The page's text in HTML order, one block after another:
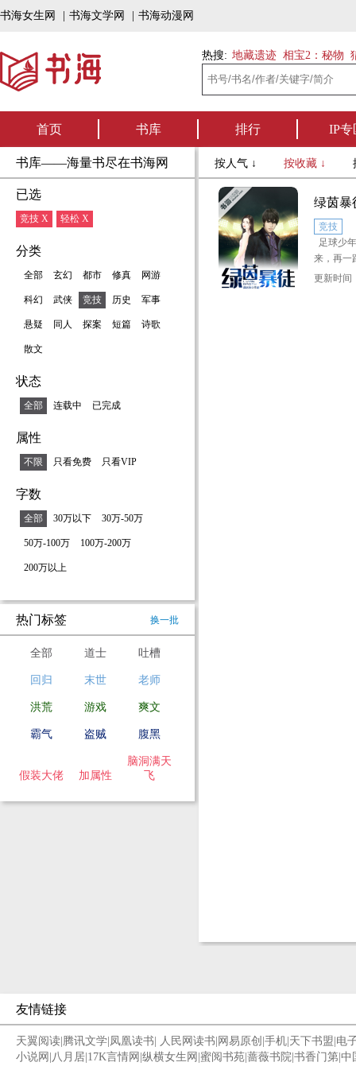
书海女生网 书海文学网 书海动漫网
热搜: 地藏遗迹 相宝2：秘物
首页 书库 排行 IP专
书库——海量书尽在书海网
已选
竞技 X 轻松 X
分类
全部 玄幻 都市 修真 网游
科幻 武侠 竞技 历史 军事
悬疑 同人 探案 短篇 诗歌
散文
状态
全部 连载中 已完成
属性
不限 只看免费 只看VIP
字数
全部 30万以下 30万-50万
50万-100万 100万-200万
200万以上
热门标签 换一批
全部 道士 吐槽
回归 末世 老师
洪荒 游戏 爽文
霸气 盗贼 腹黑
假装大佬 加属性
脑洞满天
飞
按人气 ↓ 按收藏 ↓
绿茵暴
竞技
足球少
来，再一
亚洲杯，
更新时间
友情链接
天翼阅读 腾讯文学 凤凰读书 人民网读书 网易原创 手机 天下书盟 电
小说网 八月居 17K言情网 纵横女生网 蜜阅书苑 蔷薇书院 书香门第 中